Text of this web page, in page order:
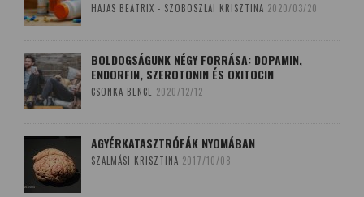
HAJAS BEATRIX - SZOBOSZLAI KRISZTINA 2020/03/20
BOLDOGSÁGUNK NÉGY FORRÁSA: DOPAMIN,
ENDORFIN, SZEROTONIN ÉS OXITOCIN
CSONKA BENCE 2020/12/12
AGYÉRKATASZTRÓFÁK NYOMÁBAN
SZALMÁSI KRISZTINA 2017/10/08